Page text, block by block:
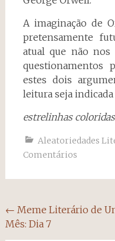
A imaginação de
pretensamente
atual que não
questionamentos
estes dois
leitura seja indicada
estrelinhas
Aleatoriedades
Comentários
Navegação
do
← Meme Literário de
Mês: Dia 7